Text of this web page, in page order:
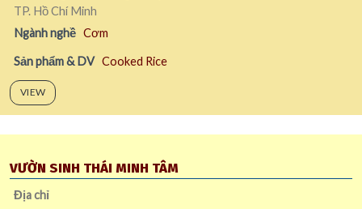
TP. Hồ Chí Minh
Ngành nghề Cơm
Sản phẩm & DV Cooked Rice
VIEW
VƯỜN SINH THÁI MINH TÂM
Địa chỉ